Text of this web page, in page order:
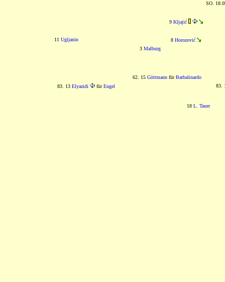
SO.
9 Kljajić
11 Ugljanin 8 Horozović
3 Malburg
62. 15 Göttmann fürBarbalinardo
83. 13 Elyazidi fürEngel 83.
18 L. Tauer